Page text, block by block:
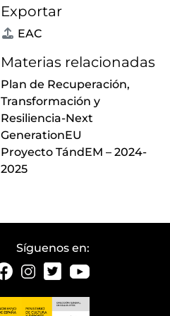
Exportar
EAC
Materias relacionadas
Plan de Recuperación,
Transformación y
Resiliencia-Next
GenerationEU
Proyecto TándEM – 2024-
2025
Síguenos en: